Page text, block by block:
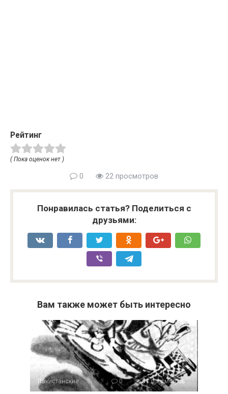
Рейтинг
( Пока оценок нет )
0 22 просмотров
Понравилась статья? Поделиться с
друзьями:
Вам также может быть интересно
Пакистанские 0 51 просмотров